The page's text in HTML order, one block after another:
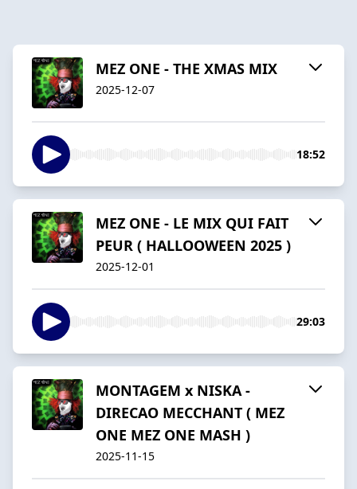
MEZ ONE - THE XMAS MIX
2025-12-07
18:52
MEZ ONE - LE MIX QUI FAIT
PEUR ( HALLOOWEEN 2025 )
2025-12-01
29:03
MONTAGEM x NISKA -
DIRECAO MECCHANT ( MEZ
ONE MEZ ONE MASH )
2025-11-15